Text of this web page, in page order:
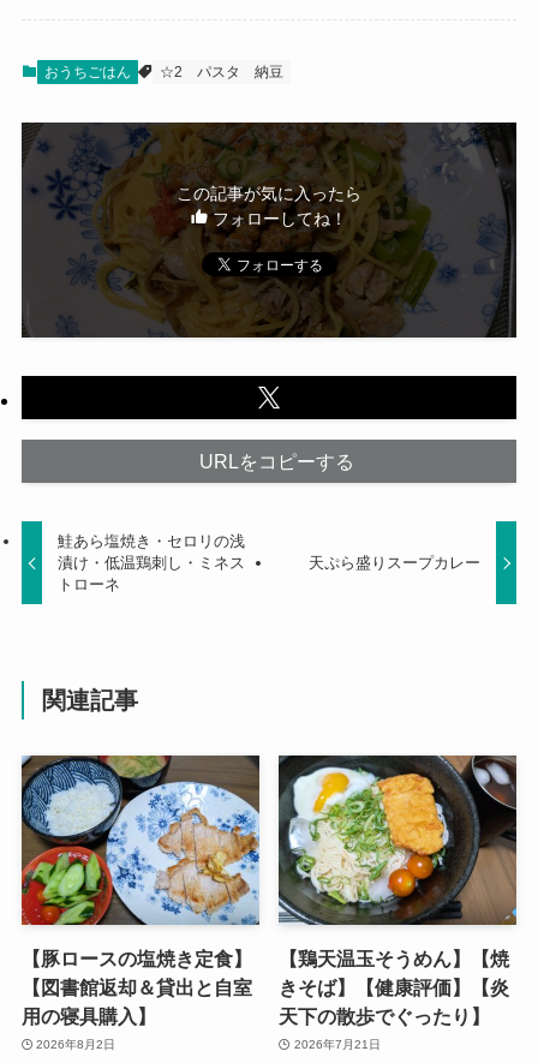
おうちごはん ☆2 パスタ 納豆
この記事が気に入ったら
フォローしてね！
URLをコピーする
鮭あら塩焼き・セロリの浅
漬け・低温鶏刺し・ミネス
トローネ
天ぷら盛りスープカレー
関連記事
【豚ロースの塩焼き定食】
【図書館返却＆貸出と自室
用の寝具購入】
2026年8月2日
【鶏天温玉そうめん】【焼
きそば】【健康評価】【炎
天下の散歩でぐったり】
2026年7月21日